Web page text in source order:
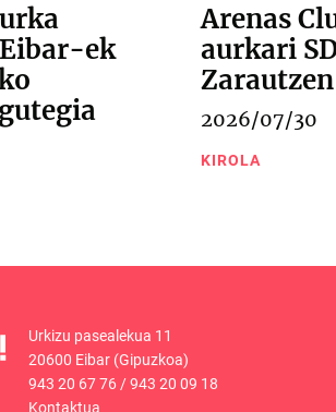
ek
Arenas
aurkari
Zarautzen
2026/07/30
KIROLA
Urkizu pasealekua 11
20600 Eibar (Gipuzkoa)
943 20 67 76/943 20 09 18
Kontaktua